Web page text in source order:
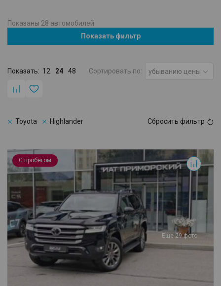
Показаны 28 автомобилей
Показать фильтр
Показать: 12 24 48 Сортировать по: убыванию цены
Toyota Highlander Сбросить фильтр
С пробегом
Еще 29 фото
Land Cruiser